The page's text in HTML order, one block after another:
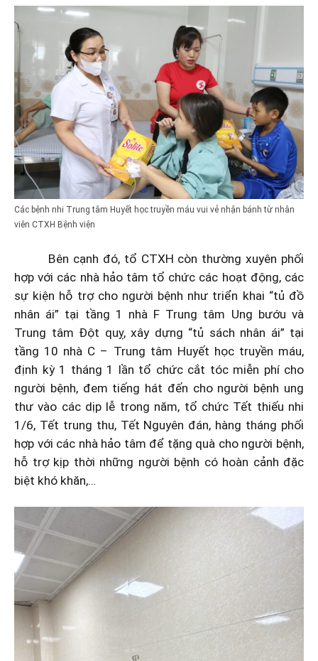
Các bệnh nhi Trung tâm Huyết học truyền máu vui vẻ nhận bánh từ nhân
viên CTXH Bệnh viện
Bên cạnh đó, tổ CTXH còn thường xuyên phối
hợp với các nhà hảo tâm tổ chức các hoạt động, các
sự kiện hỗ trợ cho người bệnh như triển khai “tủ đồ
nhân ái” tại tầng 1 nhà F Trung tâm Ung bướu và
Trung tâm Đột quỵ, xây dựng “tủ sách nhân ái” tại
tầng 10 nhà C – Trung tâm Huyết học truyền máu,
định kỳ 1 tháng 1 lần tổ chức cắt tóc miễn phí cho
người bệnh, đem tiếng hát đến cho người bệnh ung
thư vào các dịp lễ trong năm, tổ chức Tết thiếu nhi
1/6, Tết trung thu, Tết Nguyên đán, hàng tháng phối
hợp với các nhà hảo tâm để tặng quà cho người bệnh,
hỗ trợ kịp thời những người bệnh có hoàn cảnh đặc
biệt khó khăn,…